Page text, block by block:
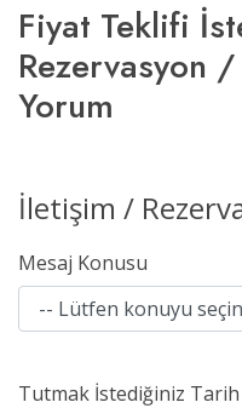
Fiyat Teklifi
Rezervasyon
Yorum
İletişim /
Mesaj Konusu
Tutmak İstediğiniz Tarih